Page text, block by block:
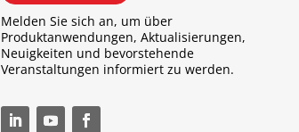
Melden Sie sich an, um über
Produktanwendungen, Aktualisierungen,
Neuigkeiten und bevorstehende
Veranstaltungen informiert zu werden.